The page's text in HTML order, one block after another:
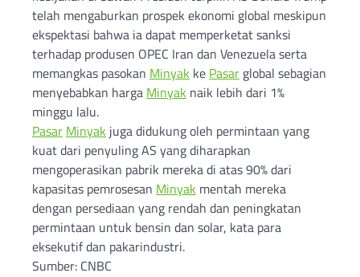
telah mengaburkan prospek ekonomi global meskipun
ekspektasi bahwa ia dapat memperketat sanksi
terhadap produsen OPEC Iran dan Venezuela serta
memangkas pasokan Minyak ke Pasar global sebagian
menyebabkan harga Minyak naik lebih dari 1%
minggu lalu.
Pasar Minyak juga didukung oleh permintaan yang
kuat dari penyuling AS yang diharapkan
mengoperasikan pabrik mereka di atas 90% dari
kapasitas pemrosesan Minyak mentah mereka
dengan persediaan yang rendah dan peningkatan
permintaan untuk bensin dan solar, kata para
eksekutif dan pakarindustri.
Sumber: CNBC